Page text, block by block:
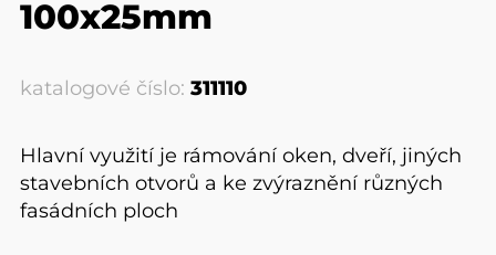
100x25mm
katalogové číslo: 311110
Hlavní využití je rámování oken, dveří, jiných
stavebních otvorů a ke zvýraznění různých
fasádních ploch